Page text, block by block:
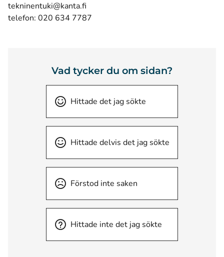
tekninentuki@kanta.fi
telefon: 020 634 7787
Vad tycker du om sidan?
Hittade det jag sökte
Hittade delvis det jag sökte
Förstod inte saken
Hittade inte det jag sökte